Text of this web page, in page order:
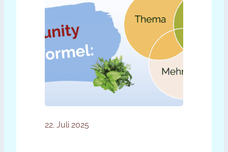
22. Juli 2025